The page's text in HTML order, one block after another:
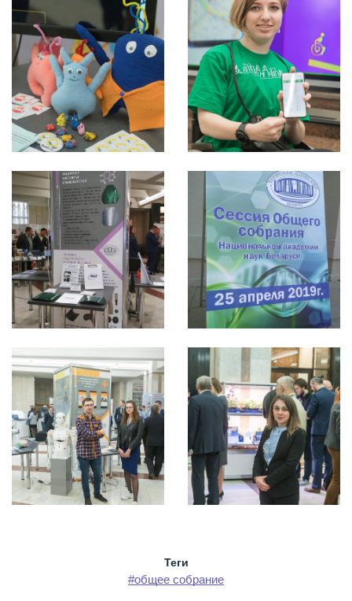
Теги
#общее собрание